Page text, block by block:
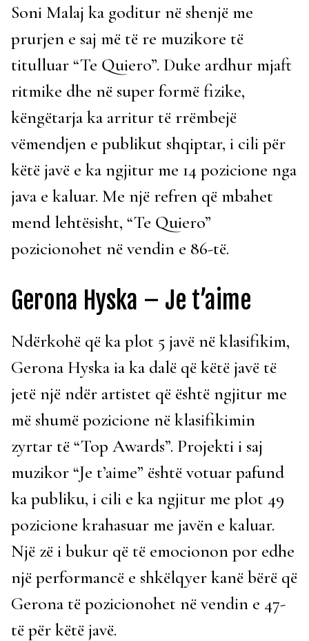
Soni Malaj ka goditur në shenjë me
prurjen e saj më të re muzikore të
titulluar “Te Quiero”. Duke ardhur mjaft
ritmike dhe në super formë fizike,
këngëtarja ka arritur të rrëmbejë
vëmendjen e publikut shqiptar, i cili për
këtë javë e ka ngjitur me 14 pozicione nga
java e kaluar. Me një refren që mbahet
mend lehtësisht, “Te Quiero”
pozicionohet në vendin e 86-të.
Gerona Hyska – Je t’aime
Ndërkohë që ka plot 5 javë në klasifikim,
Gerona Hyska ia ka dalë që këtë javë të
jetë një ndër artistet që është ngjitur me
më shumë pozicione në klasifikimin
zyrtar të “Top Awards”. Projekti i saj
muzikor “Je t’aime” është votuar pafund
ka publiku, i cili e ka ngjitur me plot 49
pozicione krahasuar me javën e kaluar.
Një zë i bukur që të emocionon por edhe
një performancë e shkëlqyer kanë bërë që
Gerona të pozicionohet në vendin e 47-
të për këtë javë.